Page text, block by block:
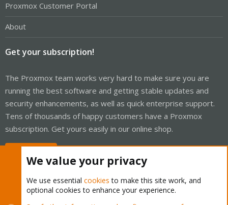
Proxmox Customer Portal
About
Get your subscription!
The Proxmox team works very hard to make sure you are
running the best software and getting stable updates and
security enhancements, as well as quick enterprise support.
Tens of thousands of happy customers have a Proxmox
subscription. Get yours easily in our online shop.
We value your privacy
We use essential cookies to make this site work, and
optional cookies to enhance your experience.